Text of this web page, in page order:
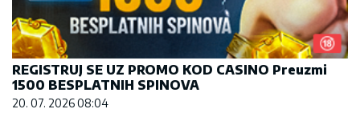
REGISTRUJ SE UZ PROMO KOD CASINO Preuzmi
1500 BESPLATNIH SPINOVA
20. 07. 2026 08:04